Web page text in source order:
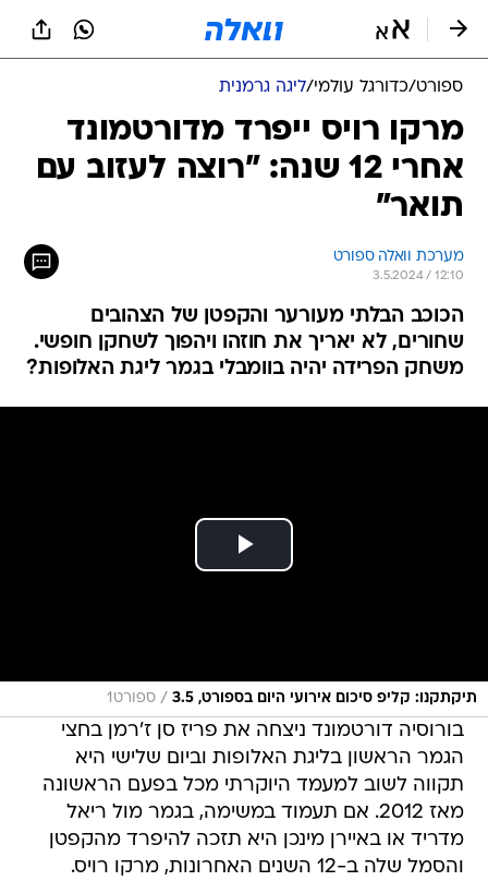
ספורט/כדורגל עולמי/ליגה גרמנית
מרקו רויס ייפרד מדורטמונד
אחרי 12 שנה: "רוצה לעזוב עם
תואר"
מערכת וואלה ספורט
3.5.2024 / 12:10
הכוכב הבלתי מעורער והקפטן של הצהובים
שחורים, לא יאריך את חוזהו ויהפוך לשחקן חופשי.
משחק הפרידה יהיה בוומבלי בגמר ליגת האלופות?
תיקתקנו: קליפ סיכום אירועי היום בספורט, 3.5 / ספורט1
בורוסיה דורטמונד ניצחה את פריז סן ז'רמן בחצי
הגמר הראשון בליגת האלופות וביום שלישי היא
תקווה לשוב למעמד היוקרתי מכל בפעם הראשונה
מאז 2012. אם תעמוד במשימה, בגמר מול ריאל
מדריד או באיירן מינכן היא תזכה להיפרד מהקפטן
והסמל שלה ב-12 השנים האחרונות, מרקו רויס.